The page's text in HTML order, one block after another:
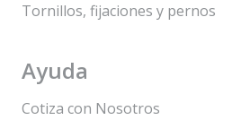
Tornillos, fijaciones y pernos
Ayuda
Cotiza con Nosotros